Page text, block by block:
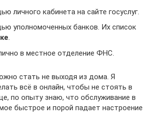
личного кабинета на сайте госуслуг.
уполномоченных банков. Их список
.
в местное отделение ФНС.
стать не выходя из дома. Я
всё в онлайн, чтобы не стоять в
по опыту знаю, что обслуживание в
быстрое и порой падает настроение